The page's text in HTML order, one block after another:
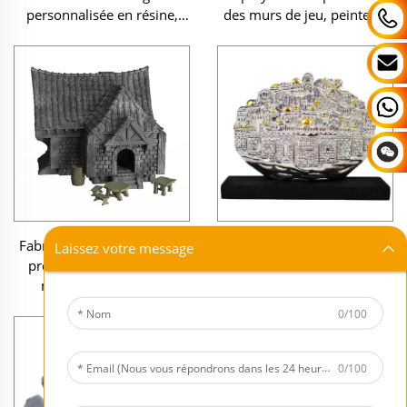
personnalisée en résine,
Terre Sainte, Jérusalem,
souvenir religieux juif
des murs de jeu, peintes à
la main, décors fantastiques
3D avec cristaux, grotte de
gobelin, tunnels, éléments
de terrain pour jeux de
guerre
Fabricants haut de gamme
proposant des modèles
miniatures réalistes
personnalisés, souvenirs
miniatures représentant des
saloon et maison miniature
en résine
résine vintage
électroformée couleur
en usine.
Laissez votre message
0/100
0/100